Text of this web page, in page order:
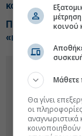
κονδύλια για
Προς νέα
«καπνός» η
κοινού
Μάθετε
Θα γίνει
οι
αναγνωριστικά